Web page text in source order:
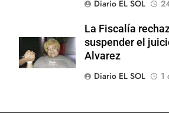
Diario EL SOL
La Fiscalía
suspender el
Alvarez
Diario EL SOL
1